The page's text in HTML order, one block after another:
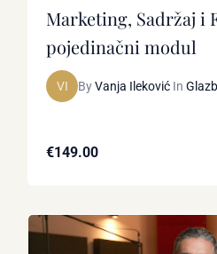
Marketing, Sadržaj i
pojedinačni modul
VI ByVanja Ileković In
€149.00